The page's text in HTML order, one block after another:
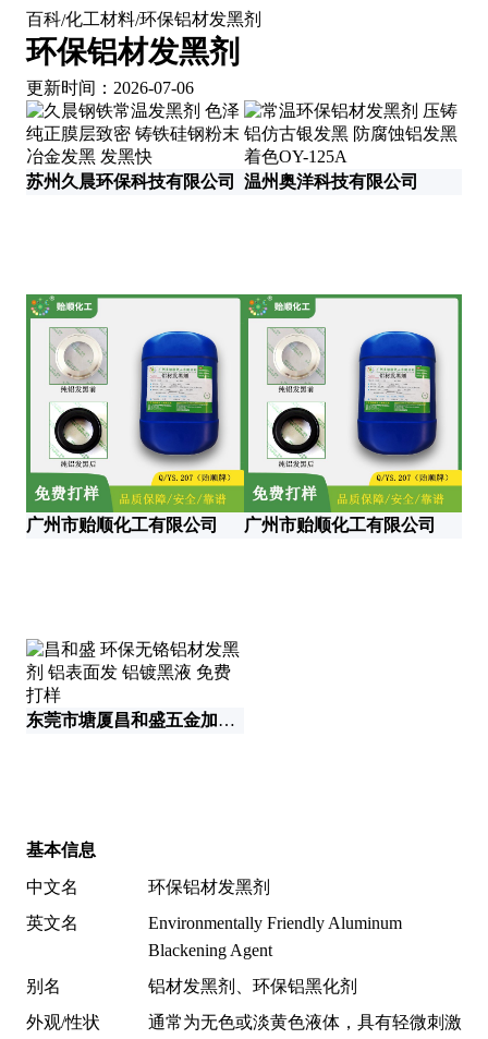
百科/化工材料/环保铝材发黑剂
环保铝材发黑剂
更新时间：2026-07-06
苏州久晨环保科技有限公司 温州奥洋科技有限公司
广州市贻顺化工有限公司 广州市贻顺化工有限公司
东莞市塘厦昌和盛五金加工厂
基本信息
中文名
环保铝材发黑剂
英文名
Environmentally Friendly Aluminum
Blackening Agent
别名
铝材发黑剂、环保铝黑化剂
外观/性状
通常为无色或淡黄色液体，具有轻微刺激